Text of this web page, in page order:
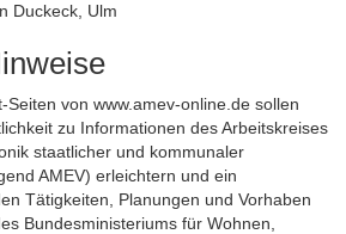
Duckeck, Ulm
von www.amev-online.de sollen
zu Informationen des Arbeitskreises
staatlicher und kommunaler
AMEV) erleichtern und ein
Tätigkeiten, Planungen und Vorhaben
Bundesministeriums für Wohnen,